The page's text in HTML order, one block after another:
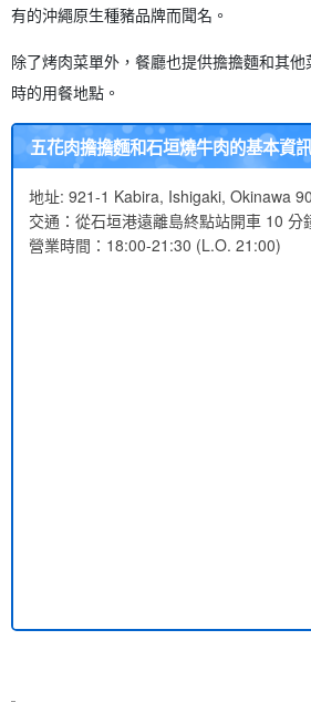
有的沖繩原生種豬品牌而聞名。
除了烤肉菜單外，餐廳也提供擔擔麵和其
時的用餐地點。
五花肉擔擔麵和石垣燒牛肉的基本資
地址: 921-1 Kabira, Ishigaki, Okinawa
交通：從石垣港遠離島終點站開車 10 分
營業時間：18:00-21:30 (L.O. 21:00)